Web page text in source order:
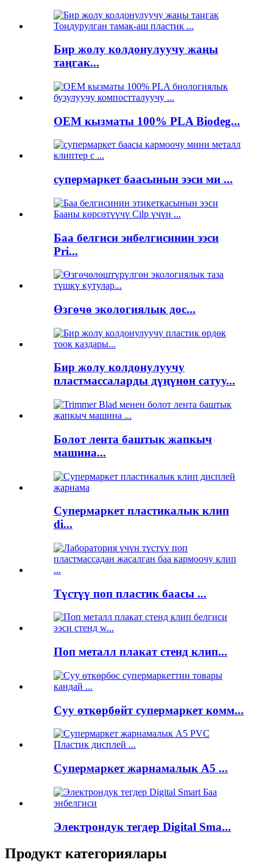
Бир жолу колдонулуучу жаңы
таңгак...
OEM кызматы 100% PLA Biodeg...
супермаркет баасынын ээси ми ...
Баа белгиси энбелгисинин ээси
Pri...
Өзгөчө экологиялык дос...
Бир жолу колдонулуучу
пластмассаларды дүңүнөн сатуу...
Болот лента баштык жапкыч
машина...
Супермаркет пластикалык клип
di...
Түстүү поп пластик баасы ...
Поп металл плакат стенд клип...
Суу өткөрбөйт супермаркет комм...
Супермаркет жарнамалык A5 ...
Электрондук тегдер Digital Sma...
Продукт категориялары